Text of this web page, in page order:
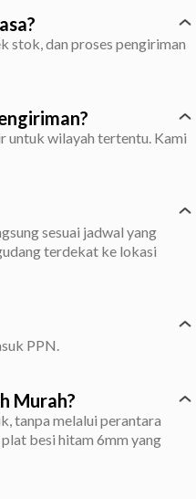
stok, dan proses pengiriman
untuk wilayah tertentu. Kami
sesuai jadwal yang
terdekat ke lokasi
PPN.
Murah?
tanpa melalui perantara
besi hitam 6mm yang